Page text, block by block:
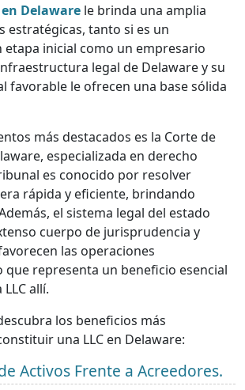
Delaware le brinda una amplia
estratégicas, tanto si es un
inicial como un empresario
legal de Delaware y su
favorable le ofrecen una base sólida
más destacados es la Corte de
especializada en derecho
es conocido por resolver
rápida y eficiente, brindando
el sistema legal del estado
cuerpo de jurisprudencia y
las operaciones
que representa un beneficio esencial
allí.
los beneficios más
una LLC en Delaware:
Activos Frente a Acreedores.